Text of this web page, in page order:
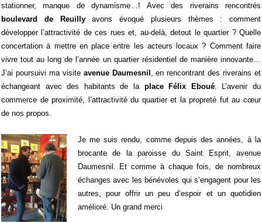
stationner, manque de dynamisme…! Avec des riverains rencontrés
boulevard de Reuillyavons évoqué plusieurs thèmes : comment
développer l’attractivité de ces rues et, au-delà, detout le quartier ? Quelle
concertation à mettre en place entre les acteurs locaux ? Comment faire
vivre tout au long de l’année un quartier résidentiel de manière innovante…
J’ai poursuivi ma visite avenue Daumesnil
, en rencontrant des riverains et
échangeant avec des habitants de la place Félix Eboué.
L’avenir du
commerce de proximité, l’attractivité du quartier et la propreté fut au cœur
de nos propos.
Je me suis rendu, comme depuis des années, à la
brocante de la paroisse du Saint Esprit, avenue
Daumesnil. Et comme à chaque fois, de nombreux
échanges avec les bénévoles qui s’engagent pour les
autres, pour offrir un peu d’espoir et un quotidien
amélioré. Un grand merci